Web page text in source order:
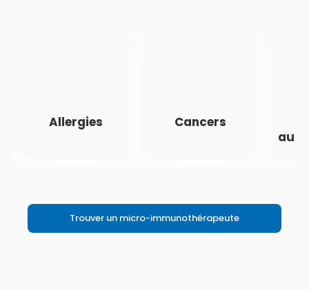
Allergies Cancers
Trouver un micro-immunothérapeute